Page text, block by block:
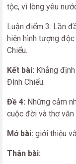
tộc, vì lòng yêu
Luận điểm 3: Lần
hiện hình tượng
Chiểu.
Kết bài: Khẳng
Đình Chiểu.
Đề 4: Những cảm
cuộc đời và thơ văn
Mở bài: giới thiệu
Thân bài: